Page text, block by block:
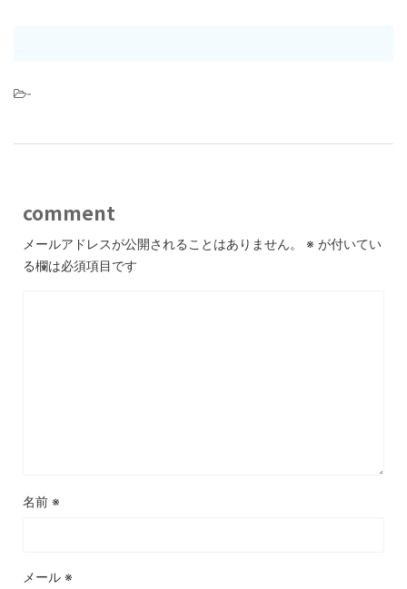
-
comment
メールアドレスが公開されることはありません。 ※ が付いてい
る欄は必須項目です
名前 ※
メール ※